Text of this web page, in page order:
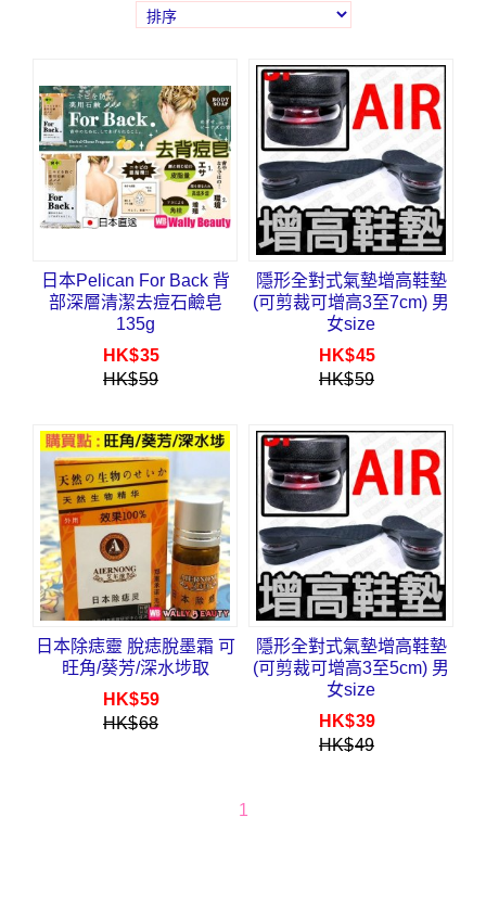
日本Pelican For Back 背
部深層清潔去痘石鹼皂
135g
HK$35
HK$59
隱形全對式氣墊增高鞋墊
(可剪裁可增高3至7cm) 男
女size
HK$45
HK$59
日本除痣靈 脫痣脫墨霜 可
旺角/葵芳/深水埗取
HK$59
HK$68
隱形全對式氣墊增高鞋墊
(可剪裁可增高3至5cm) 男
女size
HK$39
HK$49
1